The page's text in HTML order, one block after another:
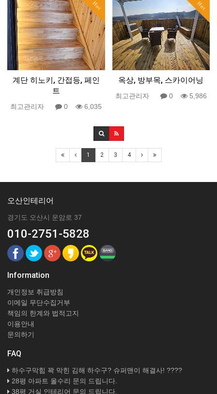
Hot
계단 히노키, 간접등, 페인
트
최고관리자 0 6,035
Hot
옥상, 방부목, 스카이어닝
최고관리자 0 5,986
1 2 3 4
오산인테리어
경기도 오산시 운암로 37
010-2751-5828
Information
개인정보 취급방침
이메일 무단수집거부
책임의 한계와 법적고지
이용안내
문의하기
FAQ
하수구막힘 꽉 막힌 김해 하수구? 슈퍼맨이 해결사! ????
28평 아파트 올수리 문의 드립니다.
38평 거실 인테리어 문의 드립니다.